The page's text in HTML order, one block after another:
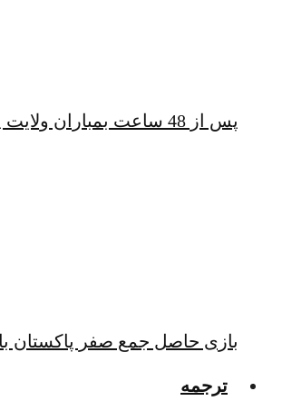
پس از 48 ساعت بمباران ولایت پکتیکا از سوی پاکستان؛ شهباز شریف همچنان خشمگین است
بازی حاصل جمع صفر پاکستان
ترجمه